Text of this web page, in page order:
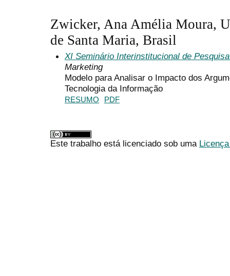
Zwicker, Ana Amélia Moura,
de Santa Maria, Brasil
XI Seminário Interinstitucional de
Marketing
Modelo para Analisar o Impacto dos
Tecnologia da Informação
RESUMO PDF
Este trabalho está licenciado sob uma